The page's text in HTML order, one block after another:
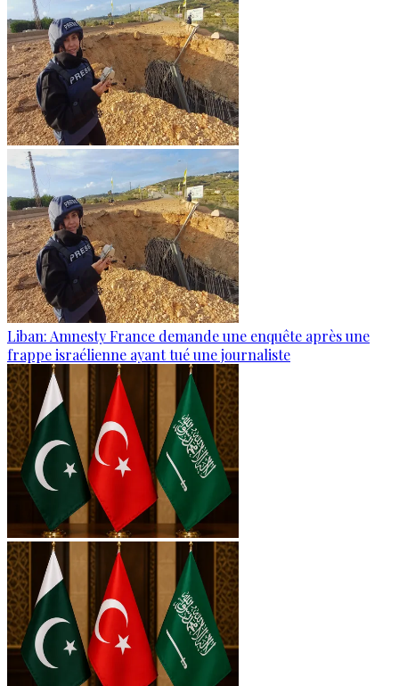
Liban: Amnesty France demande une enquête après une
frappe israélienne ayant tué une journaliste